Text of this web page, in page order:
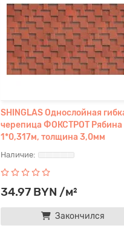
SHINGLAS Однослойная
черепица ФОКСТРОТ Рябина
1*0,317м, толщина 3,0мм
34.97 BYN /м²
Закончился